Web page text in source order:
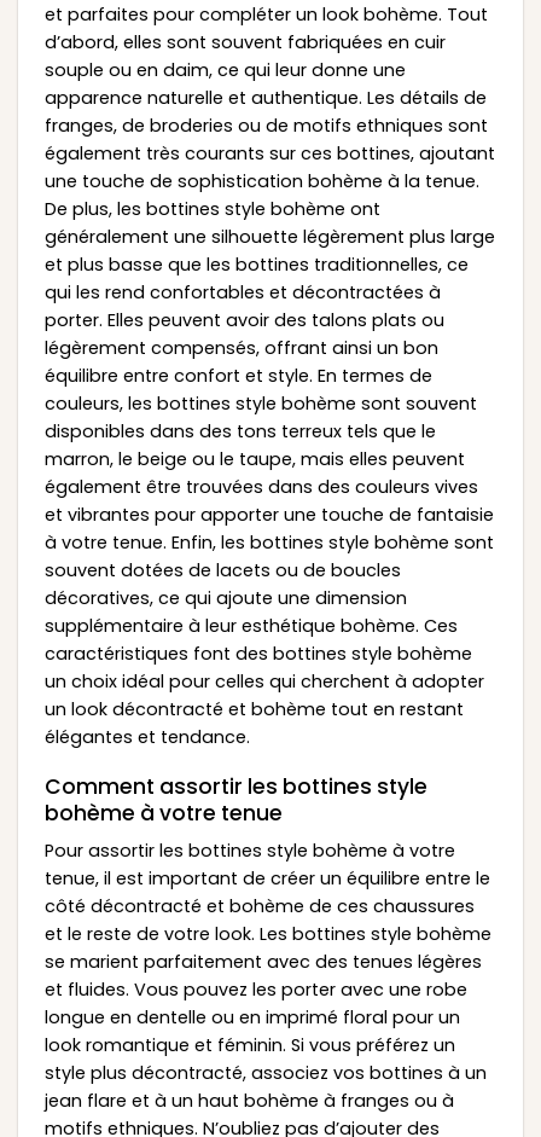
et parfaites pour compléter un look bohème. Tout
d’abord, elles sont souvent fabriquées en cuir
souple ou en daim, ce qui leur donne une
apparence naturelle et authentique. Les détails de
franges, de broderies ou de motifs ethniques sont
également très courants sur ces bottines, ajoutant
une touche de sophistication bohème à la tenue.
De plus, les bottines style bohème ont
généralement une silhouette légèrement plus large
et plus basse que les bottines traditionnelles, ce
qui les rend confortables et décontractées à
porter. Elles peuvent avoir des talons plats ou
légèrement compensés, offrant ainsi un bon
équilibre entre confort et style. En termes de
couleurs, les bottines style bohème sont souvent
disponibles dans des tons terreux tels que le
marron, le beige ou le taupe, mais elles peuvent
également être trouvées dans des couleurs vives
et vibrantes pour apporter une touche de fantaisie
à votre tenue. Enfin, les bottines style bohème sont
souvent dotées de lacets ou de boucles
décoratives, ce qui ajoute une dimension
supplémentaire à leur esthétique bohème. Ces
caractéristiques font des bottines style bohème
un choix idéal pour celles qui cherchent à adopter
un look décontracté et bohème tout en restant
élégantes et tendance.
Comment assortir les bottines style
bohème à votre tenue
Pour assortir les bottines style bohème à votre
tenue, il est important de créer un équilibre entre le
côté décontracté et bohème de ces chaussures
et le reste de votre look. Les bottines style bohème
se marient parfaitement avec des tenues légères
et fluides. Vous pouvez les porter avec une robe
longue en dentelle ou en imprimé floral pour un
look romantique et féminin. Si vous préférez un
style plus décontracté, associez vos bottines à un
jean flare et à un haut bohème à franges ou à
motifs ethniques. N’oubliez pas d’ajouter des